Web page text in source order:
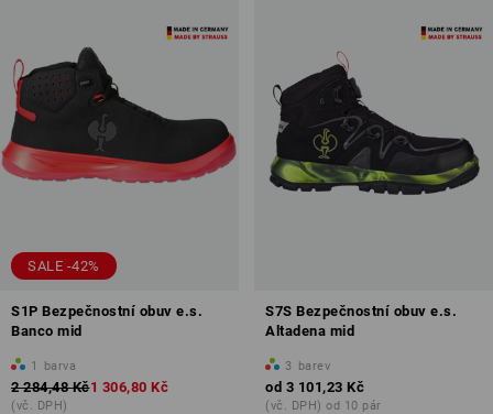
SALE -42%
S1P Bezpečnostní obuv e.s.
Banco mid
1 barva
2 284,48 Kč1 306,80 Kč
(vč. DPH)
S7S Bezpečnostní obuv e.s.
Altadena mid
3 barev
od 3 101,23 Kč
(vč. DPH) od 10 pár